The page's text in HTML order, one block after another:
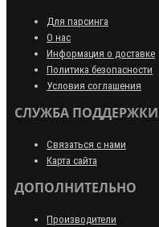
Для парсинга
О нас
Информация о доставке
Политика безопасности
Условия соглашения
СЛУЖБА ПОДДЕРЖКИ
Связаться с нами
Карта сайта
ДОПОЛНИТЕЛЬНО
Производители